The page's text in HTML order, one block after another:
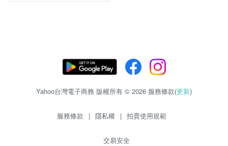
Yahoo台灣電子商務 版權所有 © 2026 服務條款(更新)
服務條款 | 隱私權 | 拍賣使用規範
交易安全